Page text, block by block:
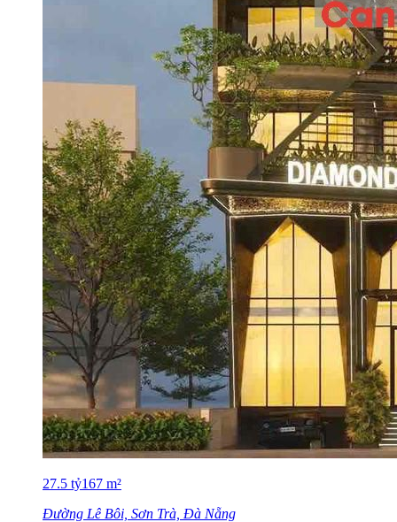
27.5 tỷ167 m²
Đường Lê Bôi, Sơn Trà, Đà Nẵng